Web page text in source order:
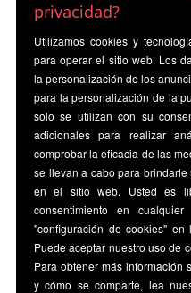
privacidad?
Utilizamos cookies y
para operar el sitio web. Los
la personalización de los
para la personalización de la
solo se utilizan con su
adicionales para realizar
comprobar la eficacia de las
se llevan a cabo para
en el sitio web. Usted es
consentimiento en
"configuración de cookies"
Puede aceptar nuestro uso de
Para obtener más información
y cómo se comparte, lea